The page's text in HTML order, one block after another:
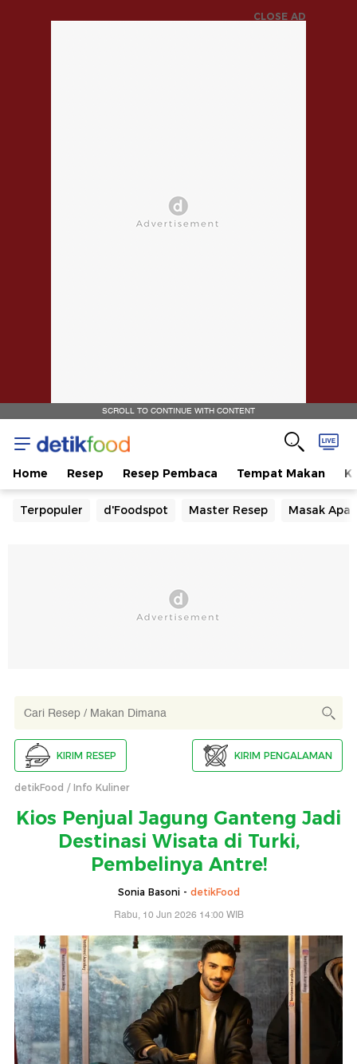
CLOSE AD
SCROLL TO CONTINUE WITH CONTENT
Home Resep Resep Pembaca Tempat Makan
Terpopuler d'Foodspot Master Resep Masak Apa
KIRIM RESEP KIRIM PENGALAMAN
detikFood Info Kuliner
Kios Penjual Jagung Ganteng Jadi
Destinasi Wisata di Turki,
Pembelinya Antre!
Sonia Basoni - detikFood
Rabu, 10 Jun 2026 14:00 WIB